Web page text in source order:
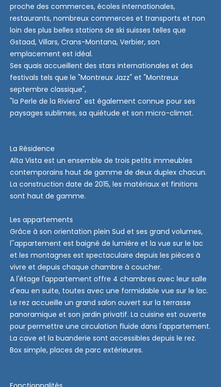
proche des commerces, écoles internationales,
restaurants, nombreux commerces et transports et non
loin des plus belles stations de ski suisses telles que
Gstaad, Villars, Crans-Montana, Verbier, son
emplacement est idéal.
Ses quais accueillent des stars internationales et des
festivals tels que le "Montreux Jazz" et "Montreux
septembre classique",
"la Perle de la Riviera" est également connue pour ses
paysages sublimes, sa quiétude et son micro-climat.
La Résidence
Alta Vista est un ensemble de trois petits immeubles
contemporains haut de gamme de deux duplex chacun.
La construction date de 2015, les matériaux et finitions
sont haut de gamme.
Les appartements
Grâce à son orientation plein Sud et ses grand volumes,
l''appartement est baigné de lumière et la vue sur le lac
et les montagnes est spectaculaire depuis les pièces à
vivre et depuis chaque chambre à coucher.
A l'étage l'appartement offre 4 chambres avec leur salle
d'eau en suite, toutes avec une formidable vue sur le lac.
Le rez accueille un grand salon ouvert sur la terrasse
panoramique et son jardin privatif. La cuisine est ouverte
pour permettre une circulation fluide dans l'appartement.
La cave et la buanderie sont accessibles depuis le rez.
Box simple, places de parc extérieures.